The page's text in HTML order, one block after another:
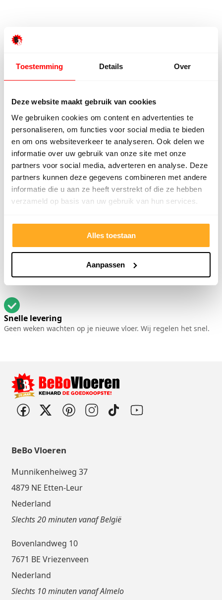
Toestemming Details Over
Deze website maakt gebruik van cookies
We gebruiken cookies om content en advertenties te
personaliseren, om functies voor social media te bieden
en om ons websiteverkeer te analyseren. Ook delen we
informatie over uw gebruik van onze site met onze
partners voor social media, adverteren en analyse. Deze
partners kunnen deze gegevens combineren met andere
informatie die u aan ze heeft verstrekt of die ze hebben
verzameld op basis van uw gebruik van hun services.
Alles toestaan
Aanpassen
Onze troeven
Productie in eigen huis
vloer.
100% tevredenheid
Pas tevreden als jij dat ook bent — anders lossen wij het op.
Sublieme klantenservice
Een echt mens aan de lijn, ook ná de aankoop. Korte lijntjes,
Eigen plaatsingsdienst
Onze eigen vakmensen leggen je vloer strak en op tijd. Geen
onderaannemers.
Snelle levering
Geen weken wachten op je nieuwe vloer. Wij regelen het snel.
BeBo Vloeren
Munnikenheiweg 37
4879 NE Etten-Leur
Nederland
Slechts 20 minuten vanaf België
Bovenlandweg 10
7671 BE Vriezenveen
Nederland
Slechts 10 minuten vanaf Almelo